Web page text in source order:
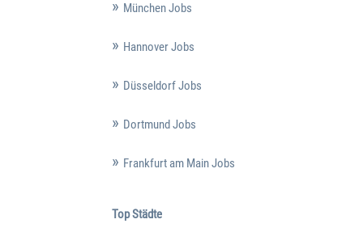
München Jobs
Hannover Jobs
Düsseldorf Jobs
Dortmund Jobs
Frankfurt am Main Jobs
Top Städte